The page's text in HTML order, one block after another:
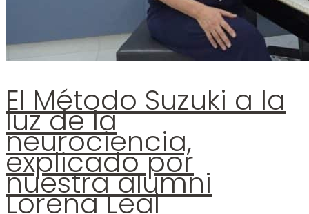
El Método Suzuki a la
luz de la
neurociencia,
explicado por
nuestra alumni
Lorena Leal